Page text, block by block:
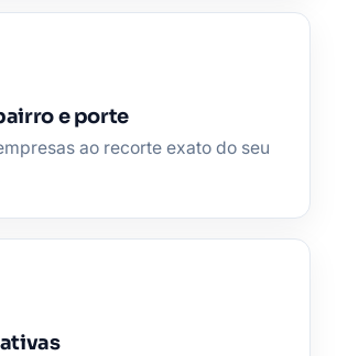
e porte
ao recorte exato do seu